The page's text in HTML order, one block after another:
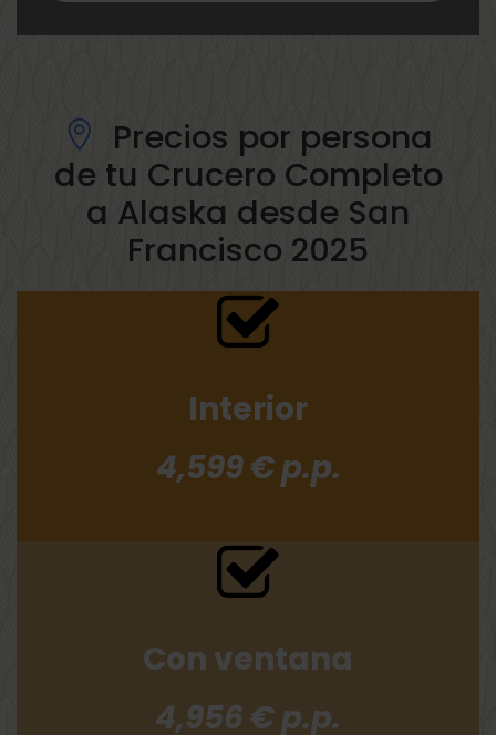
Precios por persona
de tu Crucero Completo
a Alaska desde San
Francisco 2025
Interior
4,599 € p.p.
Con ventana
4,956 € p.p.